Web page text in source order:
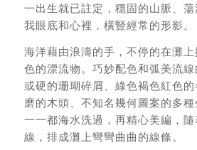
一出生就已註定，穩固的山脈、
我眼底和心裡，橫豎經常的形影。
海洋藉由浪濤的手，不停的在灘
色的漂流物。巧妙配色和弧美流
或硬的珊瑚碎屑、綠色褐色紅色
磨的木頭、不知名幾何圖案的多
一一都海水洗過，再精心美編，
線，排成灘上彎彎曲曲的線條。